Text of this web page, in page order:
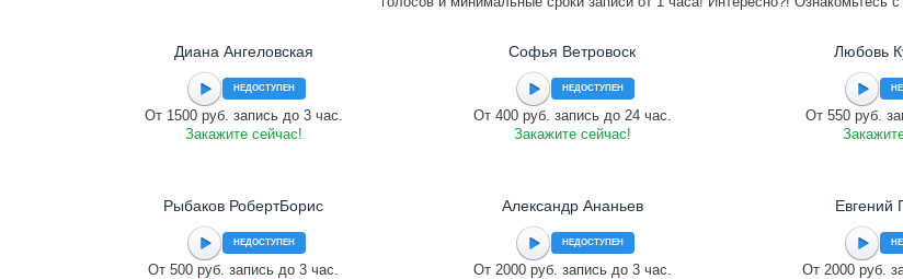
Диана Ангеловская
НЕДОСТУПЕН
От 1500 руб. запись до 3 час.
Закажите сейчас!
Софья Ветровоск
НЕДОСТУПЕН
От 400 руб. запись до 24 час.
Закажите сейчас!
Любовь
От 550 руб.
Рыбаков РобертБорис
НЕДОСТУПЕН
От 500 руб. запись до 3 час.
Александр Ананьев
НЕДОСТУПЕН
От 2000 руб. запись до 3 час.
Евгений
От 2000 руб.